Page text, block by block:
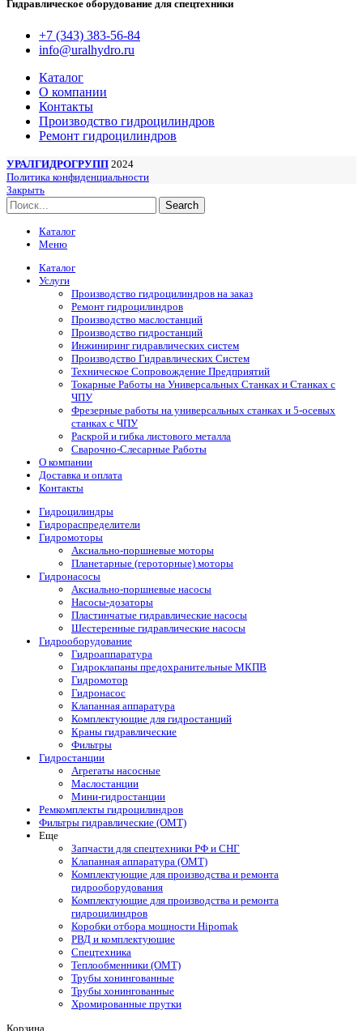
Гидравлическое оборудование для спецтехники
+7 (343) 383-56-84
info@uralhydro.ru
Каталог
О компании
Контакты
Производство гидроцилиндров
Ремонт гидроцилиндров
УРАЛГИДРОГРУПП 2024
Политика конфиденциальности
Закрыть
Search
Каталог
Меню
Каталог
Услуги
Производство гидроцилиндров на заказ
Ремонт гидроцилиндров
Производство маслостанций
Производство гидростанций
Инжиниринг гидравлических систем
Производство Гидравлических Систем
Техническое Сопровождение Предприятий
Токарные Работы на Универсальных Станках и Станках с
ЧПУ
Фрезерные работы на универсальных станках и 5-осевых
станках с ЧПУ
Раскрой и гибка листового металла
Сварочно-Слесарные Работы
О компании
Доставка и оплата
Контакты
Гидроцилиндры
Гидрораспределители
Гидромоторы
Аксиально-поршневые моторы
Планетарные (героторные) моторы
Гидронасосы
Аксиально-поршневые насосы
Насосы-дозаторы
Пластинчатые гидравлические насосы
Шестеренные гидравлические насосы
Гидрооборудование
Гидроаппаратура
Гидроклапаны предохранительные МКПВ
Гидромотор
Гидронасос
Клапанная аппаратура
Комплектующие для гидростанций
Краны гидравлические
Фильтры
Гидростанции
Агрегаты насосные
Маслостанции
Мини-гидростанции
Ремкомплекты гидроцилиндров
Фильтры гидравлические (OMT)
Еще
Запчасти для спецтехники РФ и СНГ
Клапанная аппаратура (OMT)
Комплектующие для производства и ремонта
гидрооборудования
Комплектующие для производства и ремонта
гидроцилиндров
Коробки отбора мощности Hipomak
РВД и комплектующие
Спецтехника
Теплообменники (OMT)
Трубы хонингованные
Трубы хонингованные
Хромированные прутки
Корзина